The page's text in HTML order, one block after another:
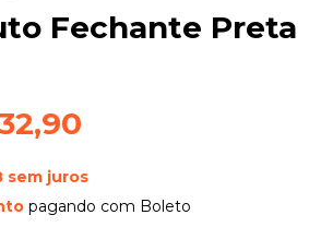
Fechante Preta
sem juros
pagando com Boleto